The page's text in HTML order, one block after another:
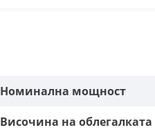
Номинална мощност
Височина на облегалката